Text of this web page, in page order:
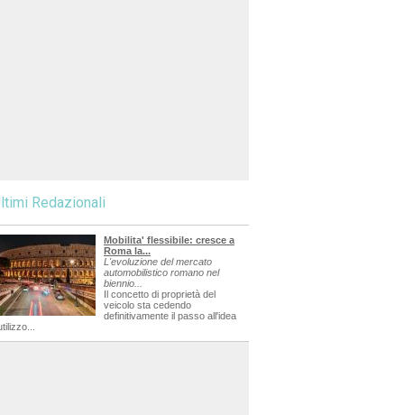
Redazionali
Mobilita' flessibile: cresce a
Roma la...
L'evoluzione del mercato
automobilistico romano nel
biennio...
Il concetto di proprietà del
veicolo sta cedendo
definitivamente il passo all'idea